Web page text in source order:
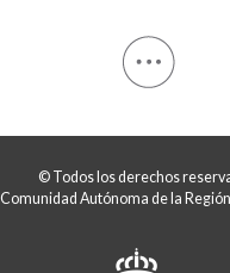
© Todos los derechos
Comunidad Autónoma de la